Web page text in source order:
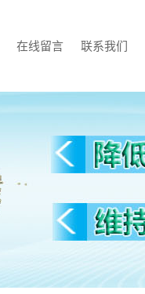
在线留言 联系我们